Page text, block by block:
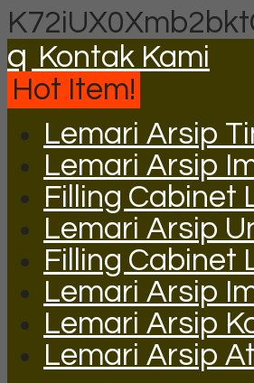
q Kontak Kami
Hot Item!
Lemari Arsip
Lemari Arsip
Filling Cabinet
Lemari Arsip
Filling Cabinet
Lemari Arsip
Lemari Arsip
Lemari Arsip